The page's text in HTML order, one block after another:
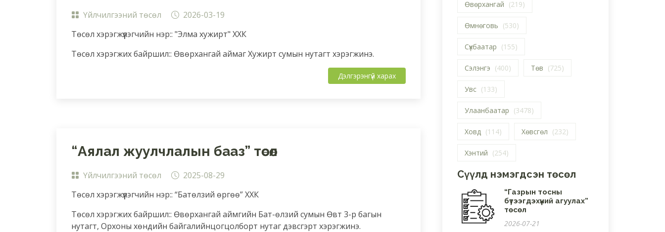
Үйлчилгээний төсөл
2026-03-19
Төсөл хэрэгжүүлэгчийн нэр:: "Элма хужирт" ХХК
Төсөл хэрэгжих байршил:: Өвөрхангай аймаг Хужирт сумын нутагт хэрэгжинэ.
Дэлгэрэнгүй харах
“Аялал жуулчлалын бааз” төсөл
Үйлчилгээний төсөл
2025-08-29
Төсөл хэрэгжүүлэгчийн нэр:: “Батөлзий өргөө” ХХК
Төсөл хэрэгжих байршил:: Өвөрхангай аймгийн Бат-өлзий сумын Өвт 3-р багын
нутагт, Орхоны хөндийн байгалийнцогцолборт нутаг дэвсгэрт хэрэгжинэ.
Өвөрхангай (219)
Өмнөговь (530)
Сүхбаатар (155)
Сэлэнгэ (400) Төв (725)
Увс (133)
Улаанбаатар (3478)
Ховд (114) Хөвсгөл (232)
Хэнтий (254)
Сүүлд нэмэгдсэн төсөл
“Газрын тосны
бүтээгдэхүүний агуулах”
төсөл
2026-07-21